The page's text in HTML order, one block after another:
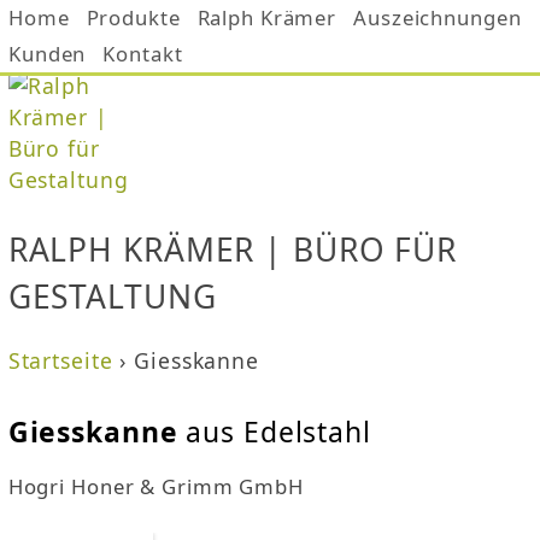
Jump to navigation
Home Produkte Ralph Krämer
Auszeichnungen
Kunden
Kontakt
RALPH KRÄMER | BÜRO FÜR
GESTALTUNG
i
e
Startseite › Giesskanne
Giesskanne aus Edelstahl
Hogri Honer & Grimm GmbH